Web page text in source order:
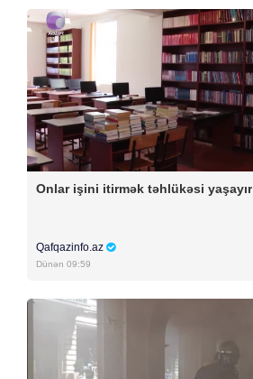
Onlar işini itirmək təhlükəsi yaşayır
Qafqazinfo.az
Dünən 09:59